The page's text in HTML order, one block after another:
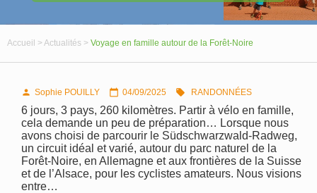
Accueil > Actualités > Voyage en famille autour de la Forêt-Noire
 Sophie POUILLY  04/09/2025  RANDONNÉES
6 jours, 3 pays, 260 kilomètres. Partir à vélo en famille,
cela demande un peu de préparation… Lorsque nous
avons choisi de parcourir le Südschwarzwald-Radweg,
un circuit idéal et varié, autour du parc naturel de la
Forêt-Noire, en Allemagne et aux frontières de la Suisse
et de l’Alsace, pour les cyclistes amateurs. Nous visions
entre…